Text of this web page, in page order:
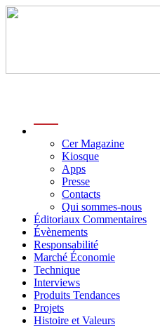
Cer Magazine
Kiosque
Apps
Presse
Contacts
Qui sommes-nous
Éditoriaux Commentaires
Évènements
Responsabilité
Marché Économie
Technique
Interviews
Produits Tendances
Projets
Histoire et Valeurs